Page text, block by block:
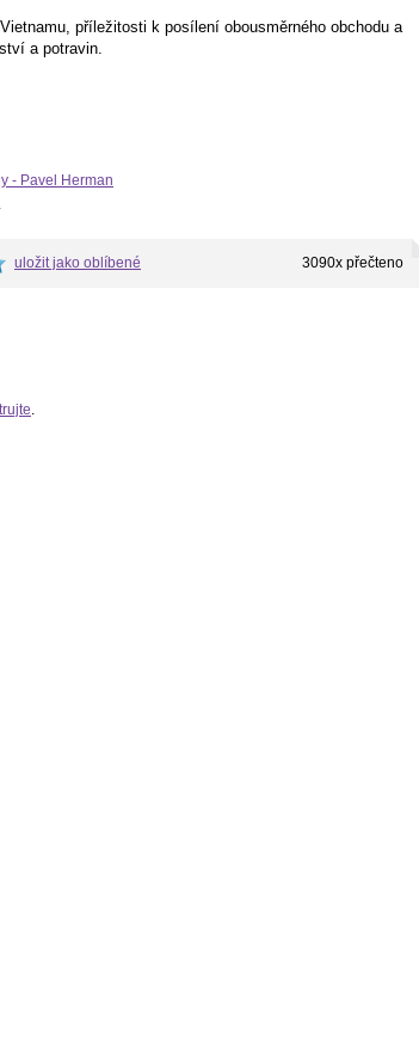
příležitosti k posílení obousměrného obchodu a
a potravin.
- Pavel Herman
uložit jako oblíbené 3090x přečteno